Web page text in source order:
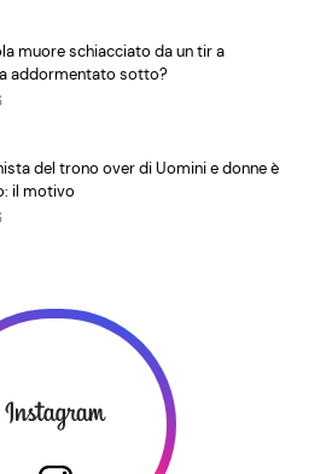
muore schiacciato da un tir a
addormentato sotto?
del trono over di Uomini e donne è
il motivo